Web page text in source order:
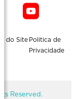
do Site Politica de
Privacidade
Reserved.